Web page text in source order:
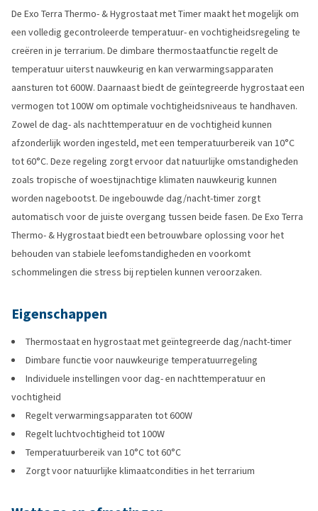
De Exo Terra Thermo- & Hygrostaat met Timer maakt het mogelijk om
een volledig gecontroleerde temperatuur- en vochtigheidsregeling te
creëren in je terrarium. De dimbare thermostaatfunctie regelt de
temperatuur uiterst nauwkeurig en kan verwarmingsapparaten
aansturen tot 600W. Daarnaast biedt de geïntegreerde hygrostaat een
vermogen tot 100W om optimale vochtigheidsniveaus te handhaven.
Zowel de dag- als nachttemperatuur en de vochtigheid kunnen
afzonderlijk worden ingesteld, met een temperatuurbereik van 10°C
tot 60°C. Deze regeling zorgt ervoor dat natuurlijke omstandigheden
zoals tropische of woestijnachtige klimaten nauwkeurig kunnen
worden nagebootst. De ingebouwde dag/nacht-timer zorgt
automatisch voor de juiste overgang tussen beide fasen. De Exo Terra
Thermo- & Hygrostaat biedt een betrouwbare oplossing voor het
behouden van stabiele leefomstandigheden en voorkomt
schommelingen die stress bij reptielen kunnen veroorzaken.
Eigenschappen
Thermostaat en hygrostaat met geïntegreerde dag/nacht-timer
Dimbare functie voor nauwkeurige temperatuurregeling
Individuele instellingen voor dag- en nachttemperatuur en
vochtigheid
Regelt verwarmingsapparaten tot 600W
Regelt luchtvochtigheid tot 100W
Temperatuurbereik van 10°C tot 60°C
Zorgt voor natuurlijke klimaatcondities in het terrarium